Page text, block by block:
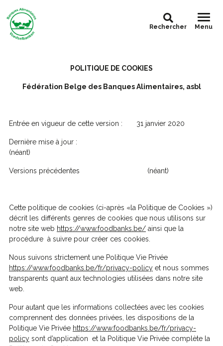
Rechercher Menu
POLITIQUE DE COOKIES
Fédération Belge des Banques Alimentaires, asbl
Entrée en vigueur de cette version : 31 janvier 2020
Dernière mise à jour :
(néant)
Versions précédentes (néant)
Cette politique de cookies (ci-après «la Politique de Cookies »)
décrit les différents genres de cookies que nous utilisons sur
notre site web https://www.foodbanks.be/ ainsi que la
procédure à suivre pour créer ces cookies.
Nous suivons strictement une Politique Vie Privée
https://www.foodbanks.be/fr/privacy-policy et nous sommes
transparents quant aux technologies utilisées dans notre site
web.
Pour autant que les informations collectées avec les cookies
comprennent des données privées, les dispositions de la
Politique Vie Privée https://www.foodbanks.be/fr/privacy-
policy sont d’application et la Politique Vie Privée complète la